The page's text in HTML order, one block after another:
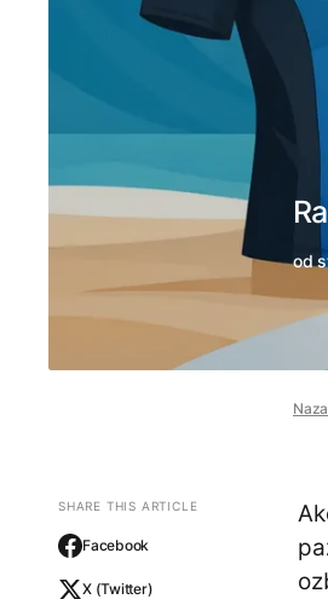
od
SHARE THIS ARTICLE
Facebook
X (Twitter)